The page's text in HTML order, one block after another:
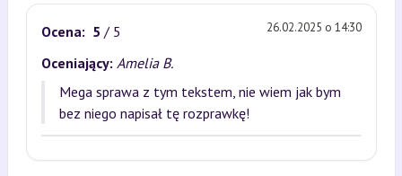
Ocena: 5 / 5 26.02.2025 o 14:30
Oceniający: Amelia B.
Mega sprawa z tym tekstem, nie wiem jak bym
bez niego napisał tę rozprawkę!